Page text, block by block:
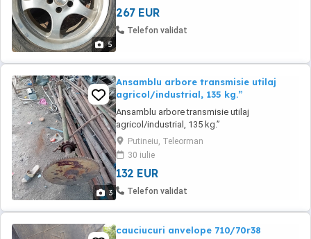
5
267 EUR
Telefon validat
3
Ansamblu arbore transmisie utilaj
agricol/industrial, 135 kg.”
Ansamblu arbore transmisie utilaj
agricol/industrial, 135 kg.”
Putineiu, Teleorman
30 iulie
132 EUR
Telefon validat
cauciucuri anvelope 710/70r38